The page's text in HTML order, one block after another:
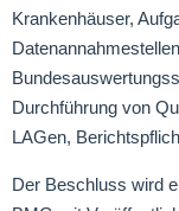
Krankenhäuser,
Durchführung von
LAGen,
Der Beschluss wird